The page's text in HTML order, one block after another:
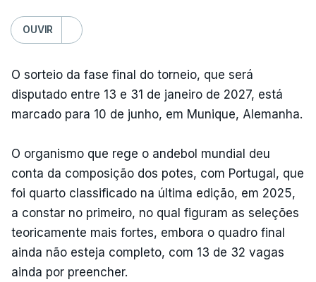
OUVIR
O sorteio da fase final do torneio, que será
disputado entre 13 e 31 de janeiro de 2027, está
marcado para 10 de junho, em Munique, Alemanha.
O organismo que rege o andebol mundial deu
conta da composição dos potes, com Portugal, que
foi quarto classificado na última edição, em 2025,
a constar no primeiro, no qual figuram as seleções
teoricamente mais fortes, embora o quadro final
ainda não esteja completo, com 13 de 32 vagas
ainda por preencher.